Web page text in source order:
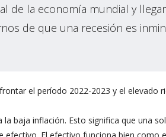
de la economía mundial y
de que una recesión es
el período 2022-2023 y el elevado
baja inflación. Esto significa que una